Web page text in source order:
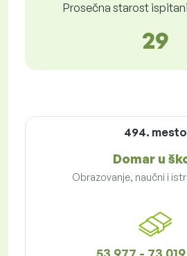
Prosečna starost
29
494. mesto
Domar u
Obrazovanje, naučni i